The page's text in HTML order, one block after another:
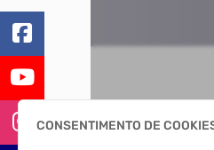
CONSENTIMENTO DE